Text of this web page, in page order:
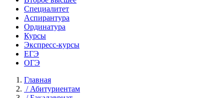
Специалитет
Аспирантура
Ординатура
Курсы
Экспресс-курсы
ЕГЭ
ОГЭ
Главная
/Абитуриентам